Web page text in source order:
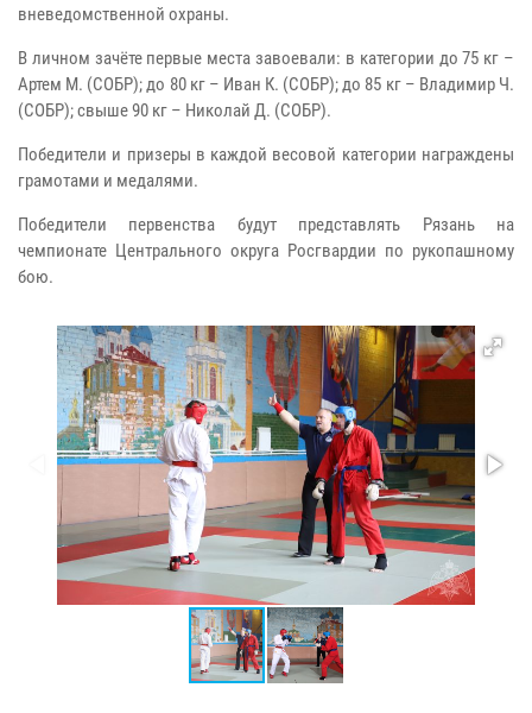
вневедомственной охраны.
В личном зачёте первые места завоевали: в категории до 75 кг –
Артем М. (СОБР); до 80 кг – Иван К. (СОБР); до 85 кг – Владимир Ч.
(СОБР); свыше 90 кг – Николай Д. (СОБР).
Победители и призеры в каждой весовой категории награждены
грамотами и медалями.
Победители первенства будут представлять Рязань на
чемпионате Центрального округа Росгвардии по рукопашному
бою.